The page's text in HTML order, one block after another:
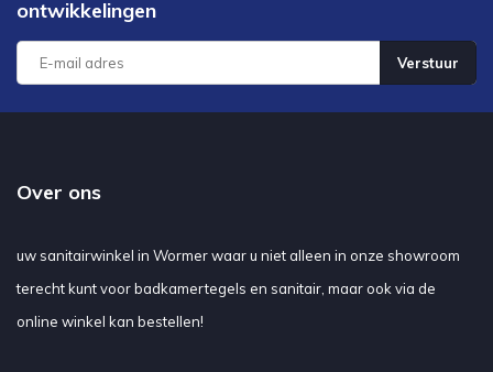
ontwikkelingen
Verstuur
Over ons
uw sanitairwinkel in Wormer waar u niet alleen in onze showroom
terecht kunt voor badkamertegels en sanitair, maar ook via de
online winkel kan bestellen!